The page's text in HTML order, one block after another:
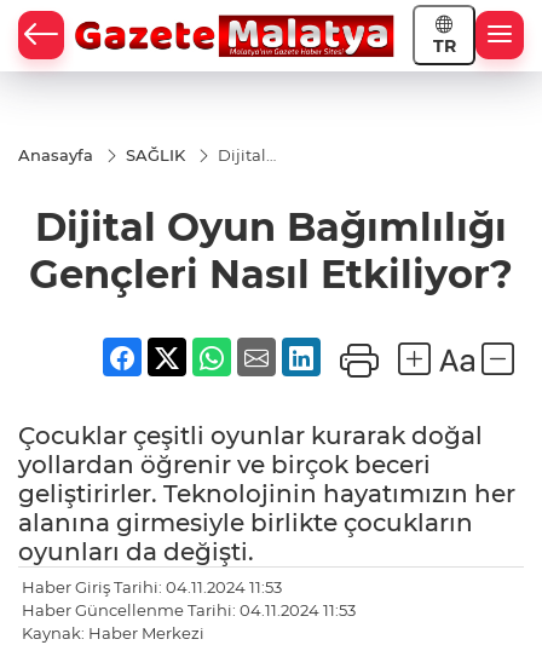
TR
Anasayfa SAĞLIK
Dijital
Nasıl
Dijital Oyun Bağımlılığı
Gençleri Nasıl Etkiliyor?
Çocuklar çeşitli oyunlar kurarak doğal
yollardan öğrenir ve birçok beceri
geliştirirler. Teknolojinin hayatımızın her
alanına girmesiyle birlikte çocukların
oyunları da değişti.
Haber Giriş Tarihi: 04.11.2024 11:53
Haber Güncellenme Tarihi: 04.11.2024 11:53
Kaynak: Haber Merkezi